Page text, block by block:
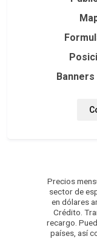
Precios
sector de
en dólares
Crédito.
recargo.
países, así